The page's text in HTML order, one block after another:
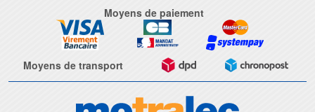
Moyens de paiement
Moyens de transport